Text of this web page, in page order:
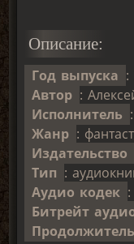
Описание:
Год выпуска :
Автор :
Исполнитель
Жанр :
Издательство
Тип :
Аудио кодек
Битрейт